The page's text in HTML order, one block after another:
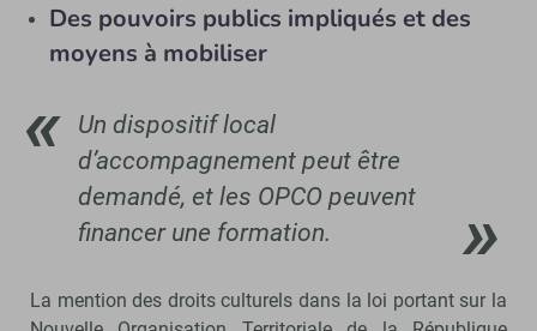
Des pouvoirs publics impliqués et des
moyens à mobiliser
Un dispositif local
d’accompagnement peut être
demandé, et les OPCO peuvent
financer une formation.
La mention des droits culturels dans la loi portant sur la